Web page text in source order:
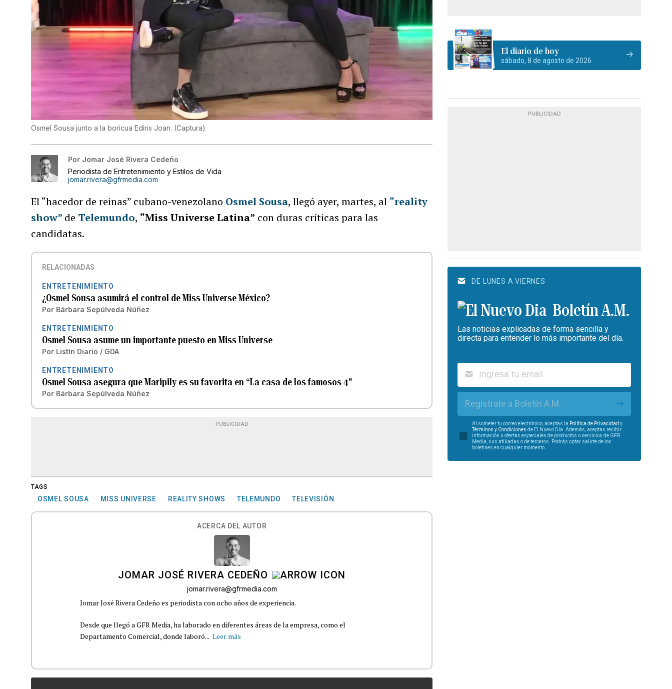
Osmel Sousa junto a la boricua Ediris Joan. (Captura)
Por Jomar José Rivera Cedeño
Periodista de Entretenimiento y Estilos de Vida
jomar.rivera@gfrmedia.com
El “hacedor de reinas” cubano-venezolano Osmel Sousa, llegó ayer, martes, al “reality
show” de Telemundo, “Miss Universe Latina” con duras críticas para las
candidatas.
RELACIONADAS
ENTRETENIMIENTO
¿Osmel Sousa asumirá el control de Miss Universe México?
Por Bárbara Sepúlveda Núñez
ENTRETENIMIENTO
Osmel Sousa asume un importante puesto en Miss Universe
Por Listín Diario / GDA
ENTRETENIMIENTO
Osmel Sousa asegura que Maripily es su favorita en “La casa de los famosos 4”
Por Bárbara Sepúlveda Núñez
PUBLICIDAD
TAGS
OSMEL SOUSA MISS UNIVERSE REALITY SHOWS TELEMUNDO TELEVISIÓN
ACERCA DEL AUTOR
JOMAR JOSÉ RIVERA CEDEÑO
jomar.rivera@gfrmedia.com
Jomar José Rivera Cedeño es periodista con ocho años de experiencia.
Desde que llegó a GFR Media, ha laborado en diferentes áreas de la empresa, como el
Departamento Comercial, donde laboró... Leer más
El diario de hoy
sábado, 8 de agosto de 2026
PUBLICIDAD
DE LUNES A VIERNES
Boletín A.M.
Las noticias explicadas de forma sencilla y
directa para entender lo más importante del día.
Regístrate a Boletín A.M.
Al someter tu correo electrónico, aceptas la Política de Privacidad y
Términos y Condiciones de El Nuevo Día. Además, aceptas recibir
información u ofertas especiales de productos o servicios de GFR
Media, sus afiliadas o de terceros. Podrás optar salirte de los
boletines en cualquier momento.